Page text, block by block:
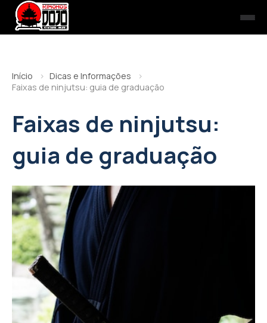
Início
Dicas e Informações
Faixas de ninjutsu: guia de graduação
Faixas de ninjutsu:
guia de graduação